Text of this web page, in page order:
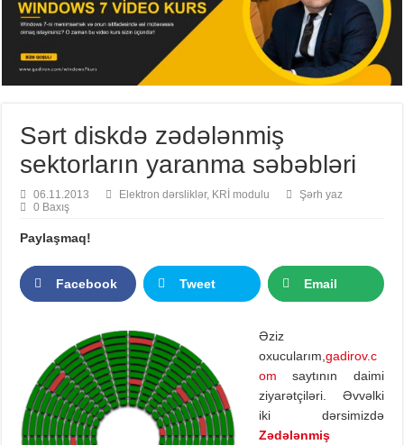
Sərt diskdə zədələnmiş
sektorların yaranma səbəbləri
06.11.2013 Elektron dərsliklər, KRİ modulu
Şərh yaz
0 Baxış
Paylaşmaq!
Facebook Tweet Email
Əziz
oxucularım,gadirov.c
om saytının daimi
ziyarətçiləri. Əvvəlki
iki dərsimizdə
Zədələnmiş